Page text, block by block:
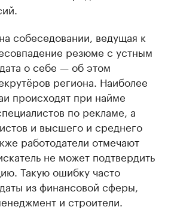
собеседовании, ведущая к
резюме с устным
о себе — об этом
региона. Наиболее
происходят при найме
по рекламе, а
и высшего и среднего
работодатели отмечают
не может подтвердить
Такую ошибку часто
из финансовой сферы,
и строители.